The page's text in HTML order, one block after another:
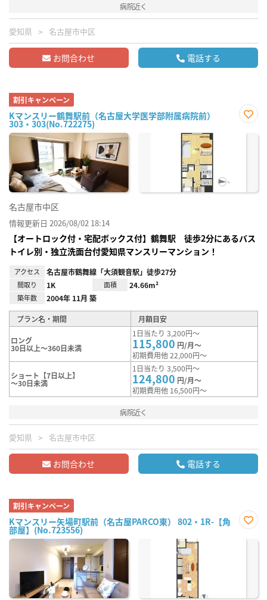
病院近く
愛知県 名古屋市中区
お問合わせ 電話する
割引キャンペーン
Kマンスリー鶴舞駅前（名古屋大学医学部附属病院前）
303・303(No.722275)
に入
名古屋市中区
情報更新日 2026/08/02 18:14
【オートロック付・宅配ボックス付】鶴舞駅 徒歩2分にあるバス
トイレ別・独立洗面台付愛知県マンスリーマンション！
アクセス 名古屋市鶴舞線「大須観音駅」徒歩27分
間取り 1K 面積 24.66m²
築年数 2004年 11月 築
プラン名・期間 月額目安
ロング
30日以上～360日未満
1日当たり 3,200円～
115,800 円/月～
初期費用他 22,000円～
ショート【7日以上】
～30日未満
1日当たり 3,500円～
124,800 円/月～
初期費用他 16,500円～
病院近く
愛知県 名古屋市中区
お問合わせ 電話する
割引キャンペーン
Kマンスリー矢場町駅前（名古屋PARCO東） 802・1R-【角
部屋】(No.723556)
に入